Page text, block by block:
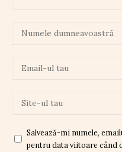
Salvează-mi numele,
pentru data viitoare când